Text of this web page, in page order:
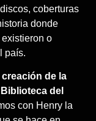
coberturas
donde
o
país.
de la
del
con Henry la